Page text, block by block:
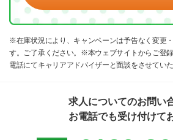
※在庫状況により、キャンペーンは予告なく変更
す。ご了承ください。※本ウェブサイトからご登
電話にてキャリアアドバイザーと面談をさせてい
求人についてのお問い
お電話でも受け付けて